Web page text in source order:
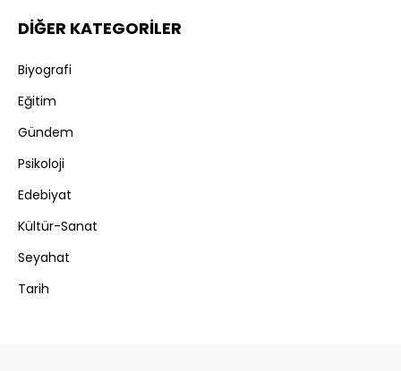
DİĞER KATEGORİLER
Biyografi
Eğitim
Gündem
Psikoloji
Edebiyat
Kültür-Sanat
Seyahat
Tarih